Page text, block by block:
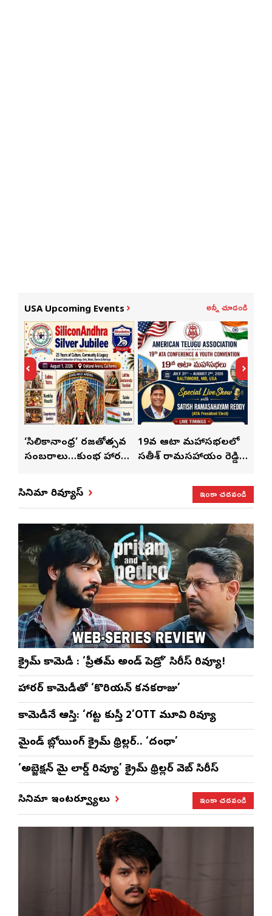
USA Upcoming Events అన్నీ చూడండి
‘సిలికానాంధ్ర’ రజతోత్సవ
సంబరాలు…కుంభ హారతి
19వ ఆటా మహాసభలలో
సతీశ్ రామసహాయం రెడ్డి
సినిమా రివ్యూస్
ఇంకా చదవండి
క్రైమ్ కామెడీ : ‘ప్రీతమ్ అండ్ పెడ్రో’ సిరీస్ రివ్యూ!
హారర్ కామెడీతో ‘కొరియన్ కనకరాజు’
కామెడీనే ఆస్తి: ‘గట్ట కుస్తీ 2’OTT మూవి రివ్యూ
మైండ్ బ్లోయింగ్ క్రైమ్ థ్రిల్లర్.. ‘దంధా’
‘అబ్జెక్ష‌న్ మై లార్డ్ రివ్యూ’ క్రైమ్ థ్రిల్ల‌ర్ వెబ్ సిరీస్
సినిమా ఇంటర్వ్యూలు ఇంకా చదవండి